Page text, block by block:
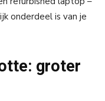
onderdeel is van je
groter